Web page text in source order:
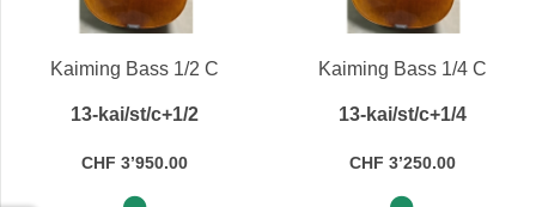
Kaiming Bass 1/2 C
13-kai/st/c+1/2
CHF 3’950.00
Kaiming Bass 1/4 C
13-kai/st/c+1/4
CHF 3’250.00